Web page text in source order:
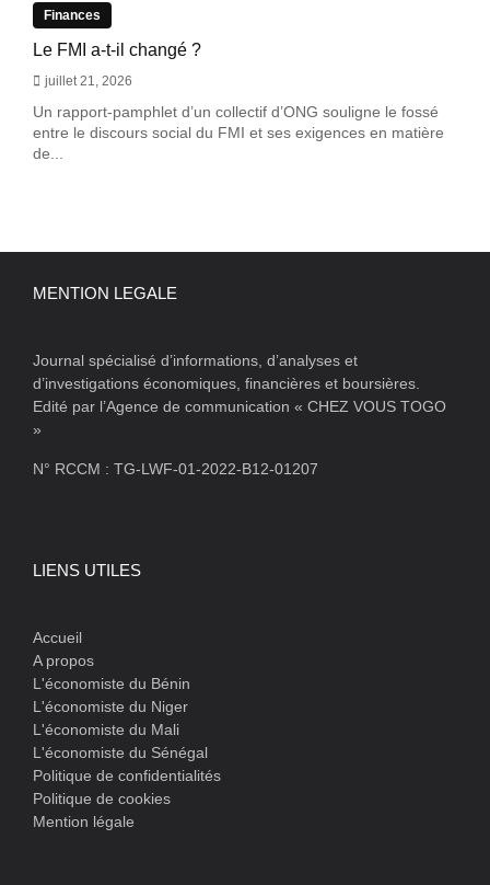
Finances
Le FMI a-t-il changé ?
juillet 21, 2026
Un rapport-pamphlet d’un collectif d’ONG souligne le fossé
entre le discours social du FMI et ses exigences en matière
de...
MENTION LEGALE
Journal spécialisé d’informations, d’analyses et
d’investigations économiques, financières et boursières.
Edité par l’Agence de communication « CHEZ VOUS TOGO
»
N° RCCM : TG-LWF-01-2022-B12-01207
LIENS UTILES
Accueil
A propos
L'économiste du Bénin
L'économiste du Niger
L'économiste du Mali
L'économiste du Sénégal
Politique de confidentialités
Politique de cookies
Mention légale